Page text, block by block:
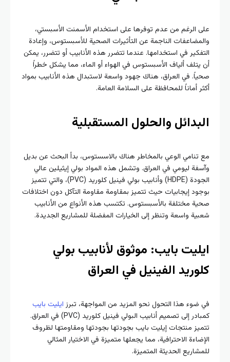
على الرغم من عدم توفرها على استخدام الأسمنت الأسبستي،
والمضاعفات الناجمة عن التأثيرات الصحية للأسبستوس، وإعادة
التفكير في استخدامها. عندما تتضرر هذه الأنابيب أو تتضرر، يمكن
أن يتلف ألياف الأسبستوس في الهواء أو الماء، مما يشكل خطراً
صحياً. في العراق، هناك جهود واسعة لاستبدال هذه الأنابيب بمواد
أكثر أماناً للمحافظة على السلامة العامة.
البدائل والحلول المستقبلية
مع تنامي الوعي بالمخاطر هناك بالاسستوس، بدأ البحث عن بديل
وآسفة ليومي في العراق. وتشمل هذه المواد بولي إيثيلين عالي
الجودة (HDPE) وأنابيب بولي فينيل كلوريد (PVC)، والتي تتميز
بوجود إيجابيات حيث تتميز بمقاومة مقاومة التآكل دون اختلافات
صحية مختلفة بالأسبستوس. تكتسب هذه الأنواع من الأنابيب
شعبية واسعة وتنظر إلى الخيارات المفضلة للمشاريع الجديدة.
ايليت بايب: موثوق لأنابيب بولي
كلوريد الفينيل في العراق
في ضوء هذا التحول نحو المزيد من المواجهة، تبرز ايليت بايب
كمبادر إلى تصميم أنابيب البولي فينيل كلوريد (PVC) في العراق.
تتميز منتجات إيليت بايب بجودتها بجودتها ومقاومتها لظروف
الإضاءة الاحترافية، مما يجعلها متميزة في الاختيار المثالي
للمشاريع الحديثة المتميزة.